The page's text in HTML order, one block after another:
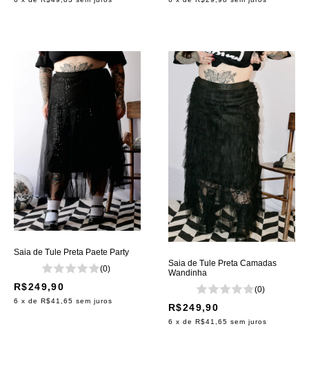
Saia de Tule Preta Paete Party
(0)
R$249,90
6 x de R$41,65 sem juros
Saia de Tule Preta Camadas
Wandinha
(0)
R$249,90
6 x de R$41,65 sem juros